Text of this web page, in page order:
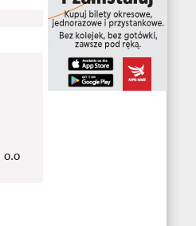
o.o